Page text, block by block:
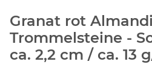
Granat rot
Trommelsteine -
ca. 2,2 cm / ca. 13